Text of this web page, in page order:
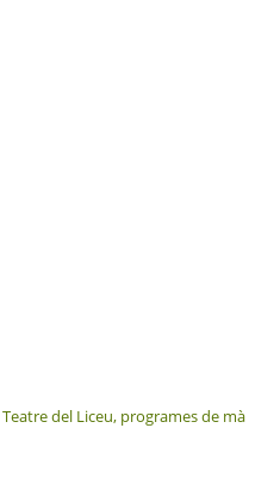
del Liceu, programes de mà